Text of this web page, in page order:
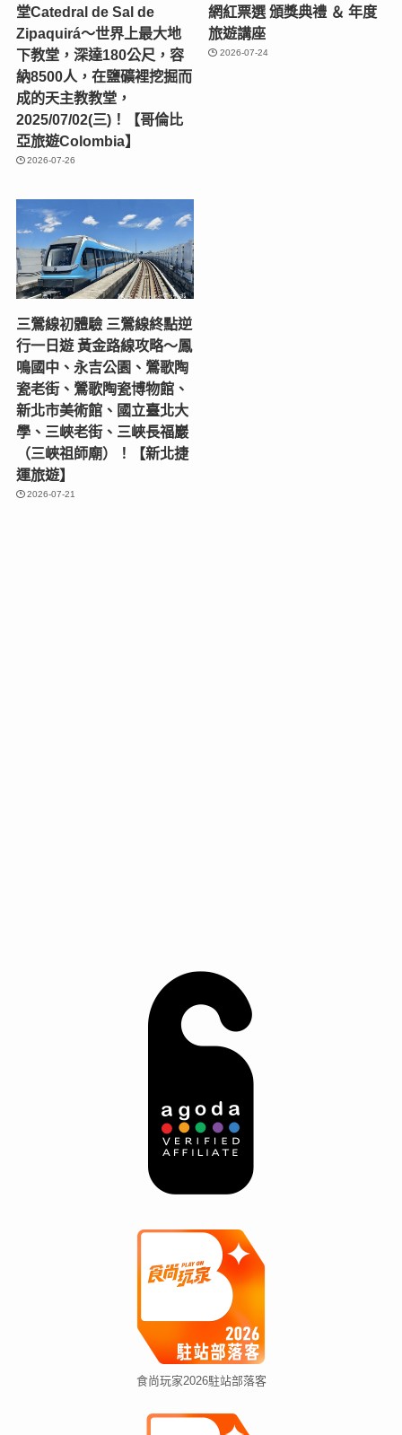
堂Catedral de Sal de
Zipaquirá～世界上最大地
下教堂，深達180公尺，容
納8500人，在鹽礦裡挖掘而
成的天主教教堂，
2025/07/02(三)！【哥倫比
亞旅遊Colombia】
2026-07-26
網紅票選 頒獎典禮 ＆ 年度
旅遊講座
2026-07-24
三鶯線初體驗 三鶯線終點逆
行一日遊 黃金路線攻略～鳳
鳴國中、永吉公園、鶯歌陶
瓷老街、鶯歌陶瓷博物館、
新北市美術館、國立臺北大
學、三峽老街、三峽長福巖
（三峽祖師廟）！【新北捷
運旅遊】
2026-07-21
食尚玩家2026駐站部落客